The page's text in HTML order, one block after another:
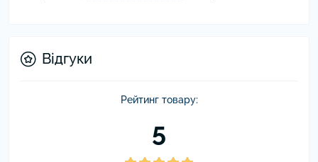
Відгуки
Рейтинг товару:
5